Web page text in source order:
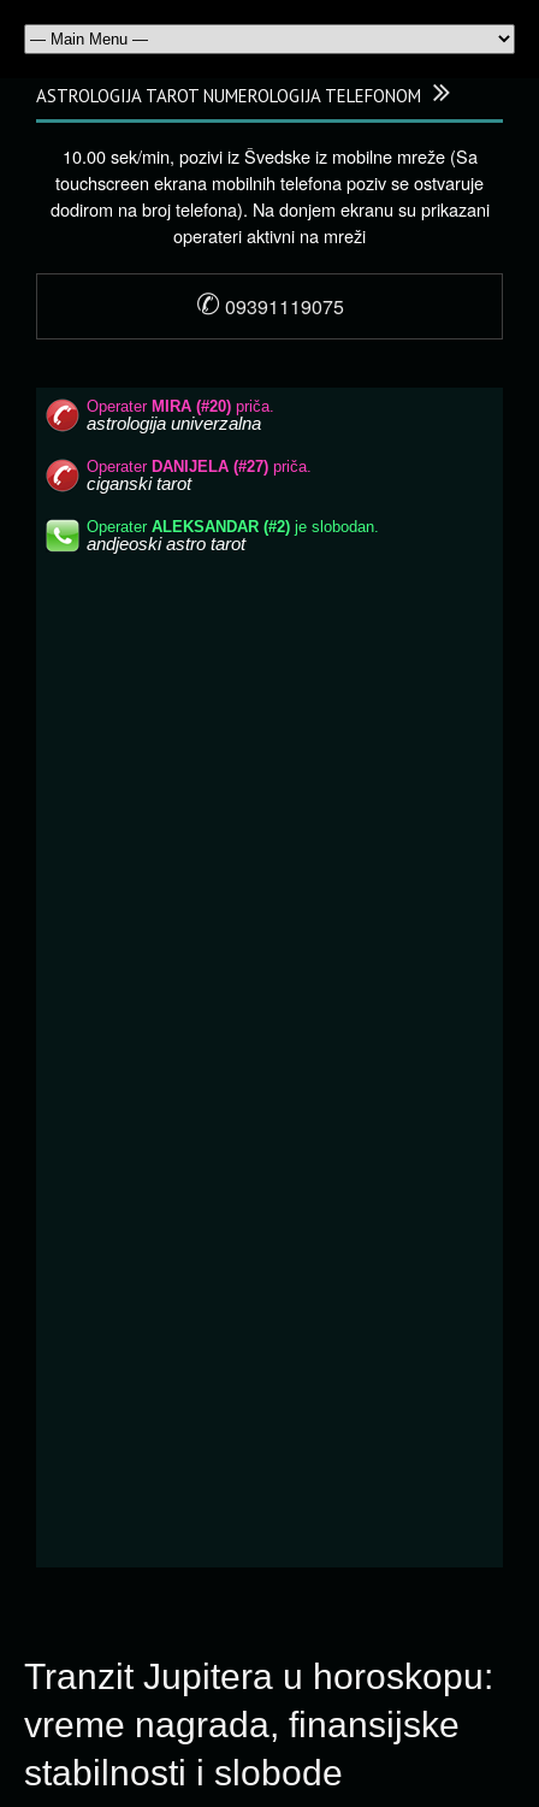
Tranzit Jupitera u horoskopu:
vreme nagrada, finansijske
stabilnosti i slobode
ASTROLOGIJA TAROT NUMEROLOGIJA TELEFONOM
10.00 sek/min, pozivi iz Švedske iz mobilne mreže (Sa
touchscreen ekrana mobilnih telefona poziv se ostvaruje
dodirom na broj telefona). Na donjem ekranu su prikazani
operateri aktivni na mreži
✆ 09391119075